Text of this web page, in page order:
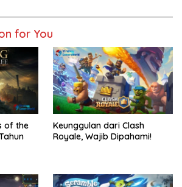
for You
of the
Keunggulan dari Clash
Royale, Wajib Dipahami!